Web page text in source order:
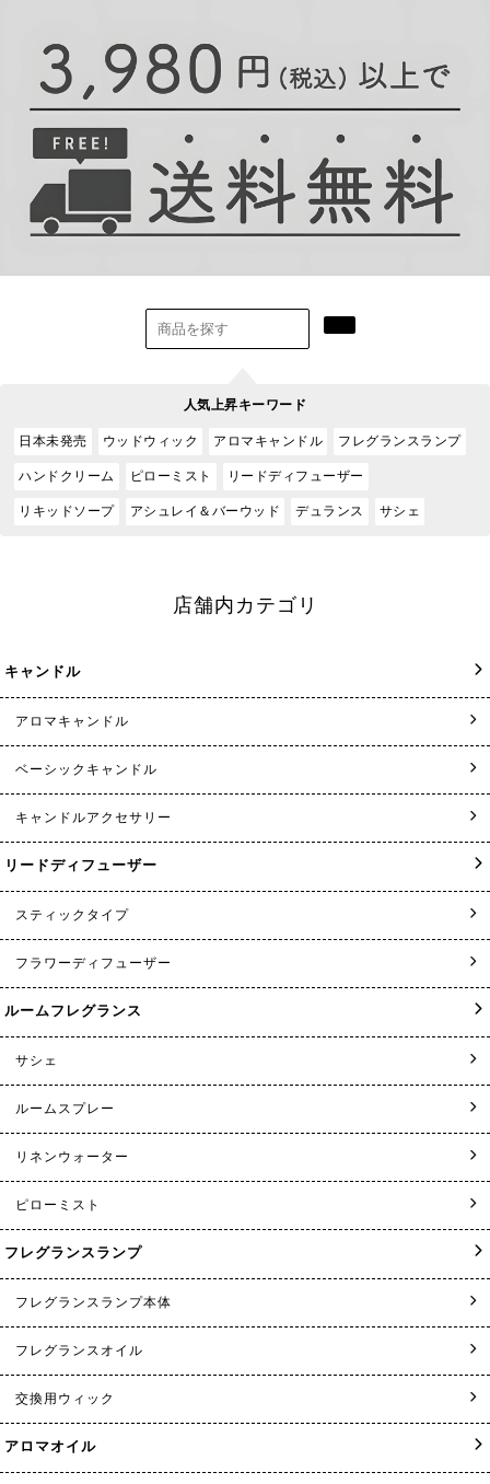
人気上昇キーワード
日本未発売 ウッドウィック アロマキャンドル フレグランスランプ
ハンドクリーム ピローミスト リードディフューザー
リキッドソープ アシュレイ＆バーウッド デュランス サシェ
店舗内カテゴリ
キャンドル
アロマキャンドル
ベーシックキャンドル
キャンドルアクセサリー
リードディフューザー
スティックタイプ
フラワーディフューザー
ルームフレグランス
サシェ
ルームスプレー
リネンウォーター
ピローミスト
フレグランスランプ
フレグランスランプ本体
フレグランスオイル
交換用ウィック
アロマオイル